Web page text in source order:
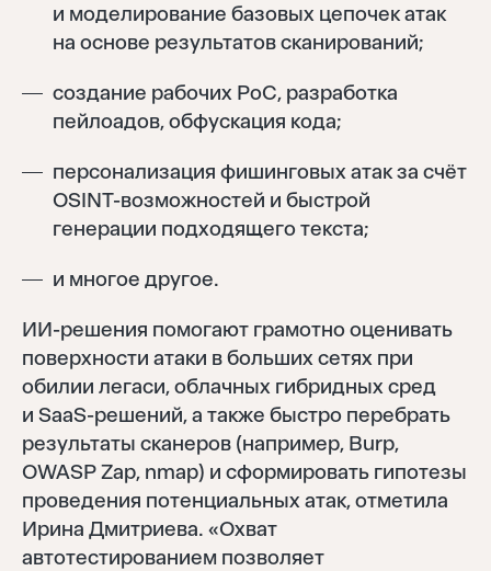
и моделирование базовых цепочек атак
на основе результатов сканирований;
создание рабочих PoC, разработка
пейлоадов, обфускация кода;
персонализация фишинговых атак за счёт
OSINT-возможностей и быстрой
генерации подходящего текста;
и многое другое.
ИИ-решения помогают грамотно оценивать
поверхности атаки в больших сетях при
обилии легаси, облачных гибридных сред
и SaaS-решений, а также быстро перебрать
результаты сканеров (например, Burp,
OWASP Zap, nmap) и сформировать гипотезы
проведения потенциальных атак, отметила
Ирина Дмитриева. «Охват
автотестированием позволяет